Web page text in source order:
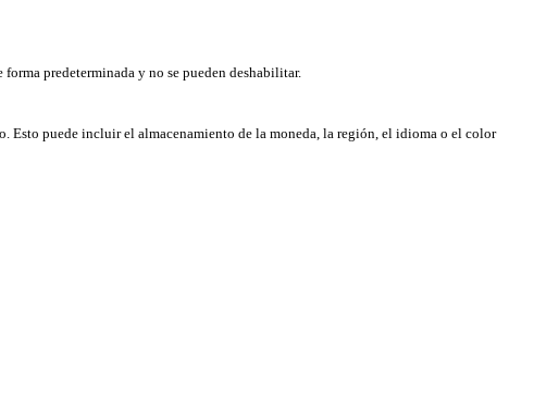
predeterminada y no se pueden deshabilitar.
Esto puede incluir el almacenamiento de la moneda, la región, el idioma o el color